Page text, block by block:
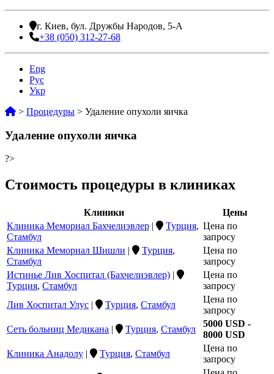
г. Киев, бул. Дружбы Народов, 5-А
+38 (050) 312-27-68
Eng
Рус
Укр
> Процедуры > Удаление опухоли яичка
Удаление опухоли яичка
?>
Стоимость процедуры в клиниках
Клиники
Цены
Клиника Мемориал Бахчелиэвлер | Турция,
Стамбул
Цена по
запросу
Клиника Мемориал Шишли | Турция,
Стамбул
Цена по
запросу
Истинье Лив Хоспитал (Бахчелиэвлер) |
Турция, Стамбул
Цена по
запросу
Лив Хоспитал Улус | Турция, Стамбул
Цена по
запросу
Сеть больниц Медикана | Турция, Стамбул
5000 USD -
8000 USD
Клиника Анадолу | Турция, Стамбул
Цена по
запросу